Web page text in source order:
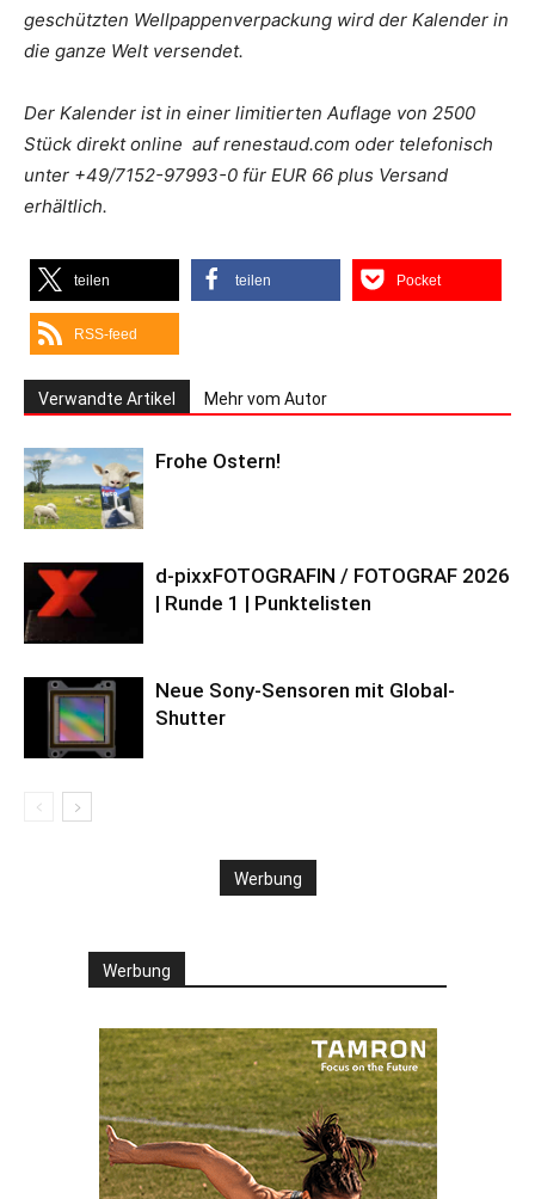
geschützten Wellpappenverpackung wird der Kalender in
die ganze Welt versendet.
Der Kalender ist in einer limitierten Auflage von 2500
Stück direkt online auf renestaud.com oder telefonisch
unter +49/7152-97993-0 für EUR 66 plus Versand
erhältlich.
teilen teilen Pocket
RSS-feed
Verwandte Artikel Mehr vom Autor
Frohe Ostern!
d-pixxFOTOGRAFIN / FOTOGRAF 2026
| Runde 1 | Punktelisten
Neue Sony-Sensoren mit Global-
Shutter
Werbung
Werbung